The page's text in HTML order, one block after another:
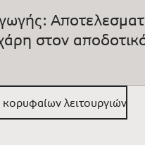
στoν
λειτουργιών